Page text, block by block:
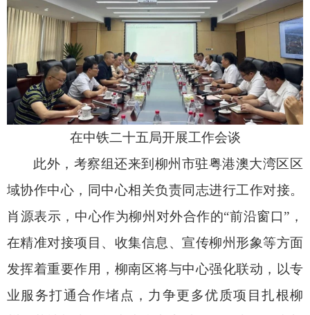
在中铁二十五局开展工作会谈
此外，考察组还来到柳州市驻粤港澳大湾区区
域协作中心，同中心相关负责同志进行工作对接。
肖源表示，中心作为柳州对外合作的“前沿窗口”，
在精准对接项目、收集信息、宣传柳州形象等方面
发挥着重要作用，柳南区将与中心强化联动，以专
业服务打通合作堵点，力争更多优质项目扎根柳